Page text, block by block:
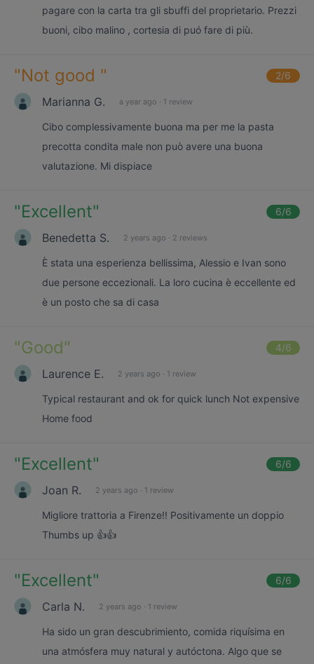
pagare con la carta tra gli sbuffi del proprietario. Prezzi
buoni, cibo malino , cortesia di puó fare di più.
"Not good " 2/6
Marianna G. a year ago · 1 review
Cibo complessivamente buona ma per me la pasta
precotta condita male non può avere una buona
valutazione. Mi dispiace
"Excellent" 6/6
Benedetta S. 2 years ago · 2 reviews
È stata una esperienza bellissima, Alessio e Ivan sono
due persone eccezionali. La loro cucina è eccellente ed
è un posto che sa di casa
"Good" 4/6
Laurence E. 2 years ago · 1 review
Typical restaurant and ok for quick lunch Not expensive
Home food
"Excellent" 6/6
Joan R. 2 years ago · 1 review
Migliore trattoria a Firenze!! Positivamente un doppio
Thumbs up 👍👍
"Excellent" 6/6
Carla N. 2 years ago · 1 review
Ha sido un gran descubrimiento, comida riquísima en
una atmósfera muy natural y autóctona. Algo que se